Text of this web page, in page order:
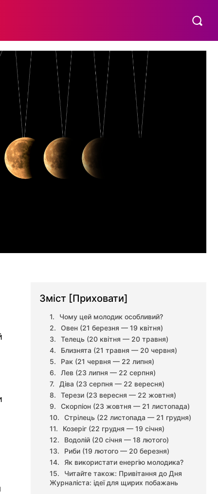
Зміст [Приховати]
Чому цей молодик особливий?
Овен (21 березня — 19 квітня)
Телець (20 квітня — 20 травня)
Близнята (21 травня — 20 червня)
Рак (21 червня — 22 липня)
Лев (23 липня — 22 серпня)
Діва (23 серпня — 22 вересня)
Терези (23 вересня — 22 жовтня)
Скорпіон (23 жовтня — 21 листопада)
Стрілець (22 листопада — 21 грудня)
Козеріг (22 грудня — 19 січня)
Водолій (20 січня — 18 лютого)
Риби (19 лютого — 20 березня)
Як використати енергію молодика?
Читайте також: Привітання до Дня
Журналіста: ідеї для щирих побажань